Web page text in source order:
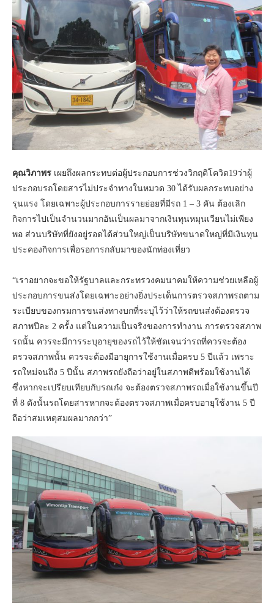
คุณวิภาพร เผยถึงผลกระทบต่อผู้ประกอบการช่วงวิกฤติโควิด19ว่าผู้
ประกอบรถโดยสารไม่ประจำทางในหมวด 30 ได้รับผลกระทบอย่าง
รุนแรง โดยเฉพาะผู้ประกอบการรายย่อยที่มีรถ 1 – 3 คัน ต้องเลิก
กิจการไปเป็นจำนวนมากอันเป็นผลมาจากเงินทุนหมุนเวียนไม่เพียง
พอ ส่วนบริษัทที่ยังอยู่รอดได้ส่วนใหญ่เป็นบริษัทขนาดใหญ่ที่มีเงินทุน
ประคองกิจการเพื่อรอการกลับมาของนักท่องเที่ยว
“เราอยากจะขอให้รัฐบาลและกระทรวงคมนาคมให้ความช่วยเหลือผู้
ประกอบการขนส่งโดยเฉพาะอย่างยิ่งประเด็นการตรวจสภาพรถตาม
ระเบียบของกรมการขนส่งทางบกที่ระบุไว้ว่าให้รถขนส่งต้องตรวจ
สภาพปีละ 2 ครั้ง แต่ในความเป็นจริงของการทำงาน การตรวจสภาพ
รถนั้น ควรจะมีการระบุอายุของรถไว้ให้ชัดเจนว่ารถที่ควรจะต้อง
ตรวจสภาพนั้น ควรจะต้องมีอายุการใช้งานเมื่อครบ 5 ปีแล้ว เพราะ
รถใหม่จนถึง 5 ปีนั้น สภาพรถยังถือว่าอยู่ในสภาพดีพร้อมใช้งานได้
ซึ่งหากจะเปรียบเทียบกับรถเก๋ง จะต้องตรวจสภาพรถเมื่อใช้งานขึ้นปี
ที่ 8 ดังนั้นรถโดยสารหากจะต้องตรวจสภาพเมื่อครบอายุใช้งาน 5 ปี
ถือว่าสมเหตุสมผลมากกว่า”